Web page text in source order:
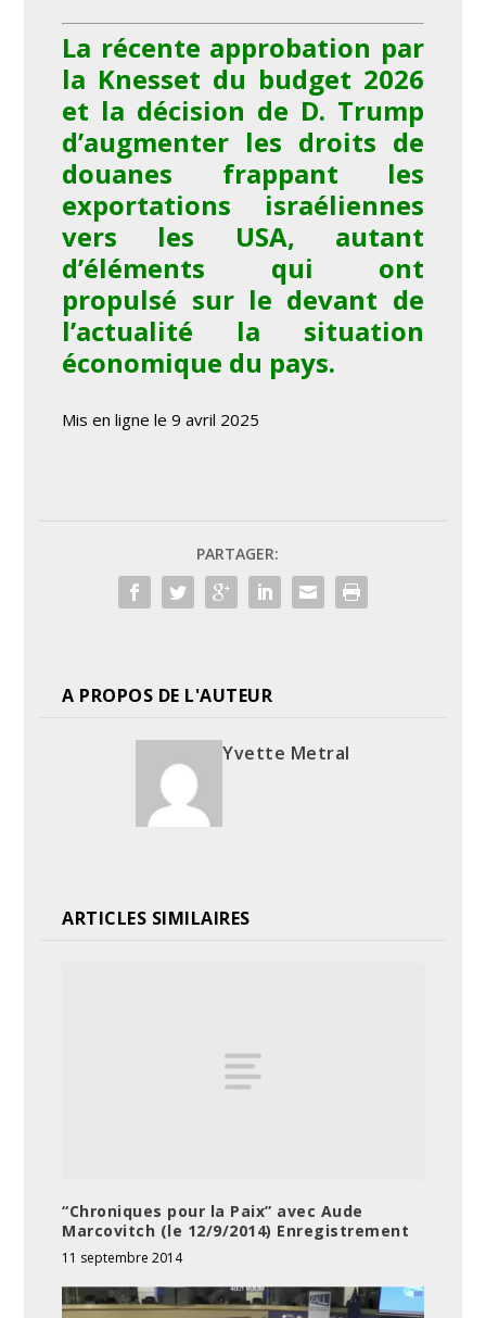
La récente approbation par
la Knesset du budget 2026
et la décision de D. Trump
d’augmenter les droits de
douanes frappant les
exportations israéliennes
vers les USA, autant
d’éléments qui ont
propulsé sur le devant de
l’actualité la situation
économique du pays.
Mis en ligne le 9 avril 2025
PARTAGER:
A PROPOS DE L'AUTEUR
Yvette Metral
ARTICLES SIMILAIRES
“Chroniques pour la Paix” avec Aude
Marcovitch (le 12/9/2014) Enregistrement
11 septembre 2014